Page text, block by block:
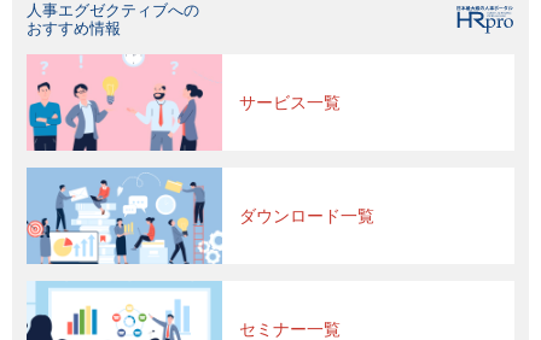
人事エグゼクティブへの
おすすめ情報
サービス一覧
ダウンロード一覧
セミナー一覧